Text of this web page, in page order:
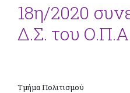
18η/2020
Δ.Σ. του
Τμήμα Πολιτισμού